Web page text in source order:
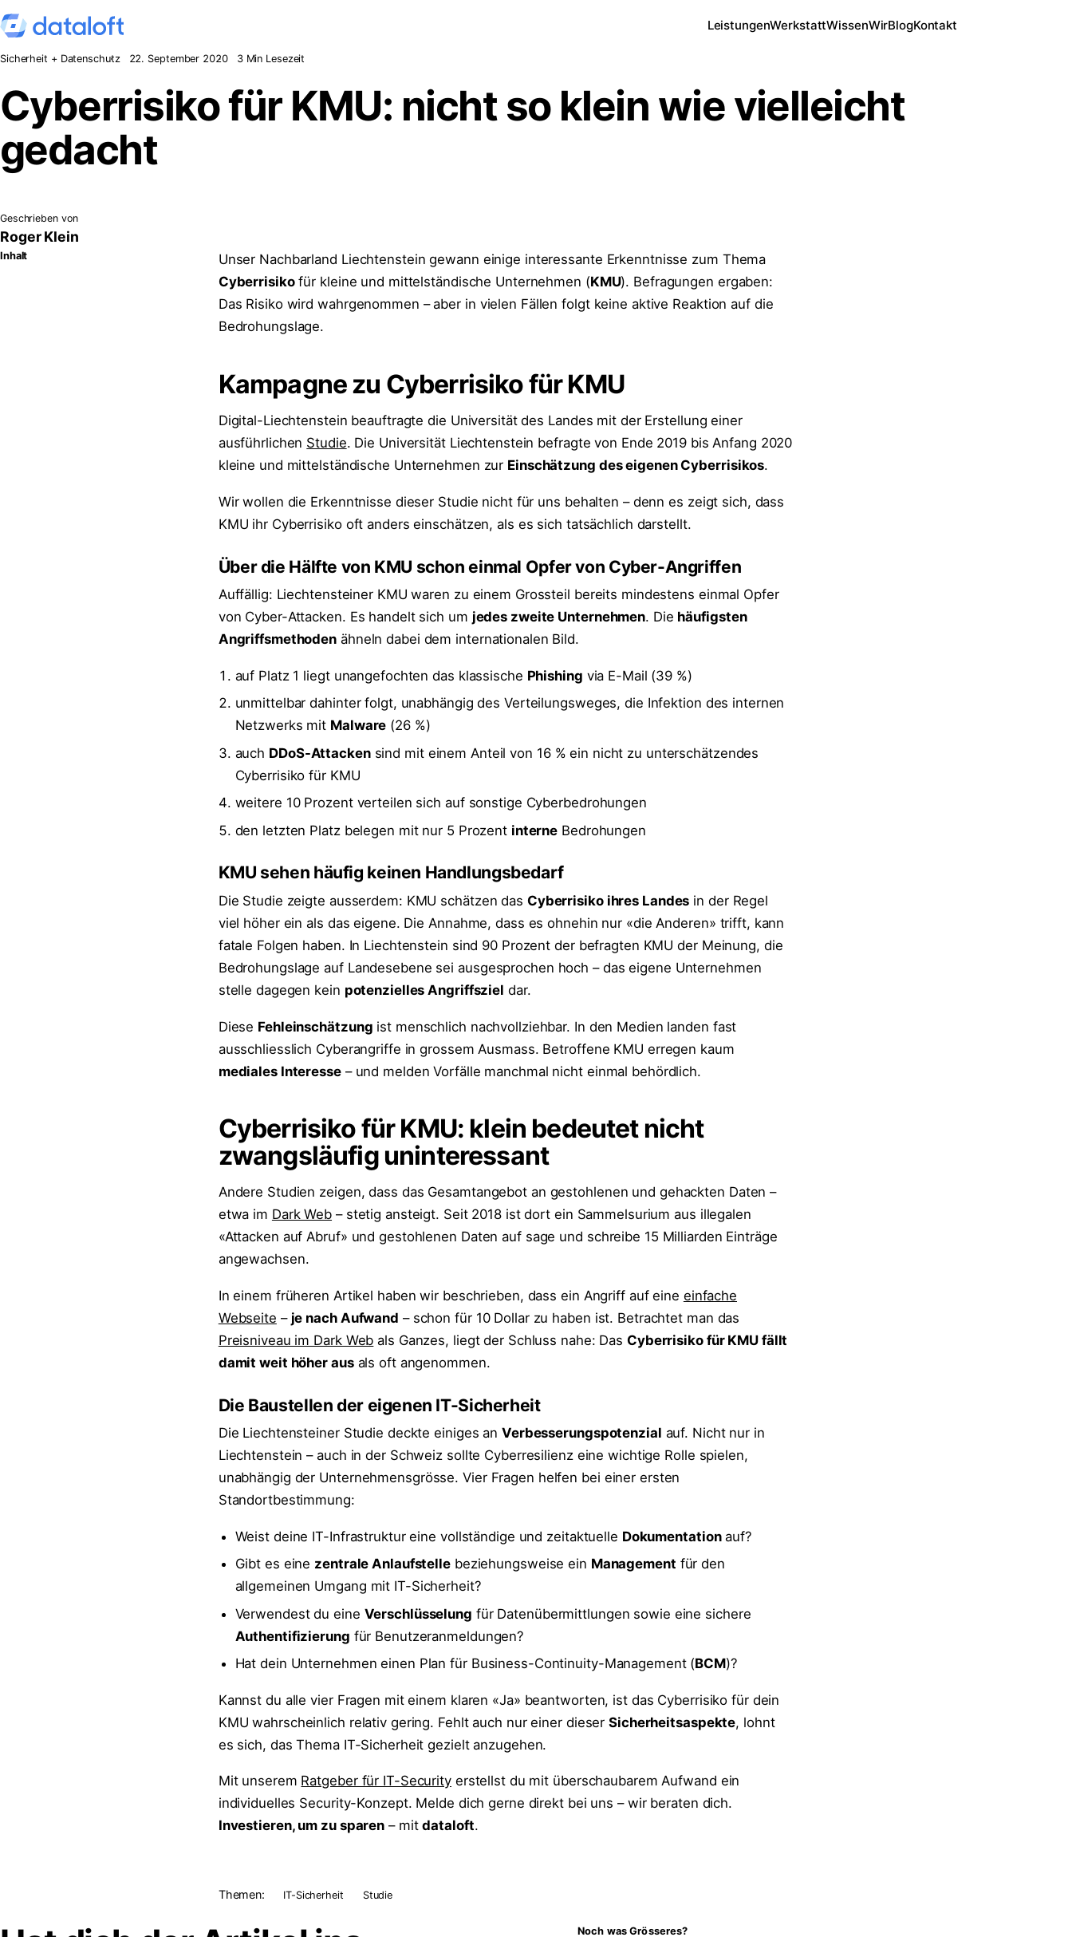
Zum Inhalt springen
LeistungenWerkstattWissenWirBlogKontakt
Sicherheit + Datenschutz 22. September 2020 3 Min Lesezeit
Cyberrisiko für KMU: nicht so klein wie vielleicht
gedacht
Geschrieben von
Roger Klein
Inhalt
Unser Nachbarland Liechtenstein gewann einige interessante Erkenntnisse zum Thema
Cyberrisikofür kleine und mittelständische Unternehmen (KMU). Befragungen ergaben:
Das Risiko wird wahrgenommen – aber in vielen Fällen folgt keine aktive Reaktion auf die
Bedrohungslage.
Kampagne zu Cyberrisiko für KMU
Digital-Liechtenstein beauftragte die Universität des Landes mit der Erstellung einer
ausführlichen Studie. Die Universität Liechtenstein befragte von Ende 2019 bis Anfang 2020
kleine und mittelständische Unternehmen zur Einschätzung des eigenen Cyberrisikos.
Wir wollen die Erkenntnisse dieser Studie nicht für uns behalten – denn es zeigt sich, dass
KMU ihr Cyberrisiko oft anders einschätzen, als es sich tatsächlich darstellt.
Über die Hälfte von KMU schon einmal Opfer von Cyber-Angriffen
Auffällig: Liechtensteiner KMU waren zu einem Grossteil bereits mindestens einmal Opfer
von Cyber-Attacken. Es handelt sich um jedes zweite Unternehmen. Die häufigsten
Angriffsmethoden ähneln dabei dem internationalen Bild.
auf Platz 1 liegt unangefochten das klassische Phishing via E-Mail (39 %)
unmittelbar dahinter folgt, unabhängig des Verteilungsweges, die Infektion des internen
Netzwerks mit Malware (26 %)
auch DDoS-Attackensind mit einem Anteil von 16 % ein nicht zu unterschätzendes
Cyberrisiko für KMU
weitere 10 Prozent verteilen sich auf sonstige Cyberbedrohungen
den letzten Platz belegen mit nur 5 Prozent interne Bedrohungen
KMU sehen häufig keinen Handlungsbedarf
Die Studie zeigte ausserdem: KMU schätzen das Cyberrisiko ihres Landes in der Regel
viel höher ein als das eigene. Die Annahme, dass es ohnehin nur «die Anderen» trifft, kann
fatale Folgen haben. In Liechtenstein sind 90 Prozent der befragten KMU der Meinung, die
Bedrohungslage auf Landesebene sei ausgesprochen hoch – das eigene Unternehmen
stelle dagegen kein potenzielles Angriffsziel dar.
Diese Fehleinschätzung ist menschlich nachvollziehbar. In den Medien landen fast
ausschliesslich Cyberangriffe in grossem Ausmass. Betroffene KMU erregen kaum
mediales Interesse– und melden Vorfälle manchmal nicht einmal behördlich.
Cyberrisiko für KMU: klein bedeutet nicht
zwangsläufig uninteressant
Andere Studien zeigen, dass das Gesamtangebot an gestohlenen und gehackten Daten –
etwa im Dark Web – stetig ansteigt. Seit 2018 ist dort ein Sammelsurium aus illegalen
«Attacken auf Abruf» und gestohlenen Daten auf sage und schreibe 15 Milliarden Einträge
angewachsen.
In einem früheren Artikel haben wir beschrieben, dass ein Angriff auf eine einfache
Webseite – je nach Aufwand – schon für 10 Dollar zu haben ist. Betrachtet man das
Preisniveau im Dark Web als Ganzes, liegt der Schluss nahe: Das Cyberrisiko für KMU fällt
damit weit höher ausals oft angenommen.
Die Baustellen der eigenen IT-Sicherheit
Die Liechtensteiner Studie deckte einiges an Verbesserungspotenzial auf. Nicht nur in
Liechtenstein – auch in der Schweiz sollte Cyberresilienz eine wichtige Rolle spielen,
unabhängig der Unternehmensgrösse. Vier Fragen helfen bei einer ersten
Standortbestimmung:
Weist deine IT-Infrastruktur eine vollständige und zeitaktuelle Dokumentationauf?
Gibt es eine zentrale Anlaufstellebeziehungsweise ein Management für den
allgemeinen Umgang mit IT-Sicherheit?
Verwendest du eine Verschlüsselung für Datenübermittlungen sowie eine sichere
Authentifizierung für Benutzeranmeldungen?
Hat dein Unternehmen einen Plan für Business-Continuity-Management (BCM)?
Kannst du alle vier Fragen mit einem klaren «Ja» beantworten, ist das Cyberrisiko für dein
KMU wahrscheinlich relativ gering. Fehlt auch nur einer dieserSicherheitsaspekte, lohnt
es sich, das Thema IT-Sicherheit gezielt anzugehen.
Mit unserem Ratgeber für IT-Securityerstellst du mit überschaubarem Aufwand ein
individuelles Security-Konzept. Melde dich gerne direkt bei uns – wir beraten dich.
Investieren, um zu sparen – mitdataloft.
Themen: IT-Sicherheit Studie
Noch was Grösseres?